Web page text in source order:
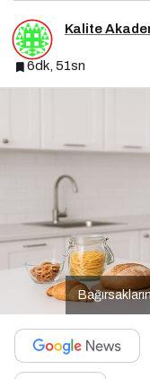
Kalite
6dk, 51sn